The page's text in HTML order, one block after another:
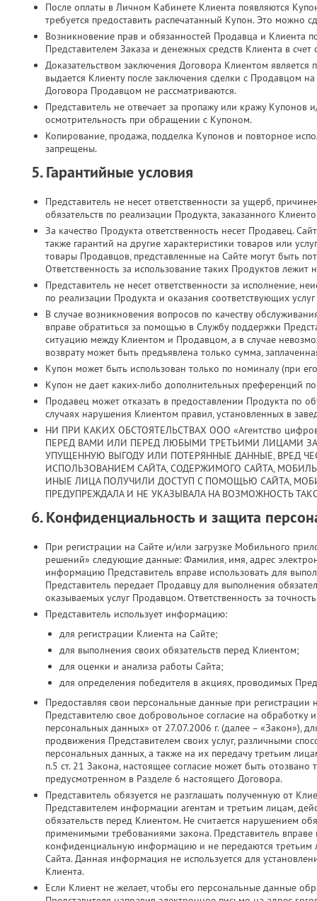
После оплаты в Личном Кабинете Клиента появляются
требуется предоставить распечатанный Купон. Это можно
Возникновение прав и обязанностей Продавца и Клиента
Представителем Заказа и денежных средств Клиента в
Доказательством заключения Договора Клиентом
выдается Клиенту после заключения сделки с Продавцом
Договора Продавцом не рассматриваются.
Представитель не отвечает за пропажу или кражу
осмотрительность при обращении с Купоном.
Копирование, продажа, подделка Купонов и повторное
запрещены.
5. Гарантийные условия
Представитель не несет ответственности за ущерб,
обязательств по реализации Продукта, заказанного
За качество Продукта ответственность несет Продавец.
также гарантий на другие характеристики товаров или
товары Продавцов, представленные на Сайте могут быть
Ответственность за использование таких Продуктов лежит
Представитель не несет ответственности за исполнение,
по реализации Продукта и оказания соответствующих
В случае возникновения вопросов по качеству
вправе обратиться за помощью в Службу поддержки
ситуацию между Клиентом и Продавцом, а в случае
возврату может быть предъявлена только сумма,
Купон может быть использован только по номиналу (при
Купон не дает каких-либо дополнительных преференций
Продавец может отказать в предоставлении Продукта по
случаях нарушения Клиентом правил, установленных в
НИ ПРИ КАКИХ ОБСТОЯТЕЛЬСТВАХ ООО «Агентство
ПЕРЕД ВАМИ ИЛИ ПЕРЕД ЛЮБЫМИ ТРЕТЬИМИ ЛИЦАМИ
УПУЩЕННУЮ ВЫГОДУ ИЛИ ПОТЕРЯННЫЕ ДАННЫЕ, ВРЕД
ИСПОЛЬЗОВАНИЕМ САЙТА, СОДЕРЖИМОГО САЙТА,
ИНЫЕ ЛИЦА ПОЛУЧИЛИ ДОСТУП С ПОМОЩЬЮ САЙТА,
ПРЕДУПРЕЖДАЛА И НЕ УКАЗЫВАЛА НА ВОЗМОЖНОСТЬ
6. Конфиденциальность и защита
При регистрации на Сайте и/или загрузке Мобильного
решений» следующие данные: Фамилия, имя, адрес
информацию Представитель вправе использовать для
Представитель передает Продавцу для выполнения
оказываемых услуг Продавцом. Ответственность за
Представитель использует информацию:
для регистрации Клиента на Сайте;
для выполнения своих обязательств перед Клиентом;
для оценки и анализа работы Сайта;
для определения победителя в акциях, проводимых
Предоставляя свои персональные данные при
Представителю свое добровольное согласие на обработку
персональных данных» от 27.07.2006 г. (далее – «Закон»),
продвижения Представителем своих услуг, различными
персональных данных, а также на их передачу третьим
п.5 ст. 21 Закона, настоящее согласие может быть
предусмотренном в Разделе 6 настоящего Договора.
Представитель обязуется не разглашать полученную от
Представителем информации агентам и третьим лицам,
обязательств перед Клиентом. Не считается нарушением
применимыми требованиями закона. Представитель вправе
конфиденциальную информацию и не передаются третьим
Сайта. Данная информация не используется для
Клиента.
Если Клиент не желает, чтобы его персональные данные